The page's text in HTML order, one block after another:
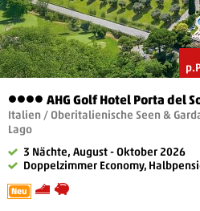
4 Sterne
AHG Golf Hotel Porta del
Italien / Oberitalienische Seen &
Lago
3 Nächte, August - Oktober 2026
Doppelzimmer Economy,
Neu